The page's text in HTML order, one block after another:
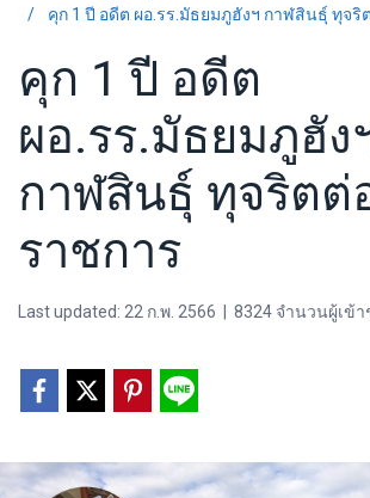
คุก 1 ปี อดีต ผอ.รร.มัธยมภูฮังฯ กาฬสินธุ์ ทุจ
คุก 1 ปี อดีต
ผอ.รร.มัธยมภูฮัง
กาฬสินธุ์ ทุจริตต่
ราชการ
Last updated: 22 ก.พ. 2566 8324 จำนวนผู้เข้